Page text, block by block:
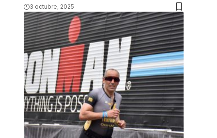
3 octubre, 2025